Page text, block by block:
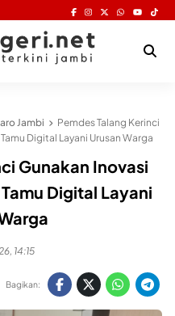
Jambi
Pemdes Talang Kerinci
Digital Layani Urusan Warga
Gunakan Inovasi
Digital Layani
14:15
Bagikan: